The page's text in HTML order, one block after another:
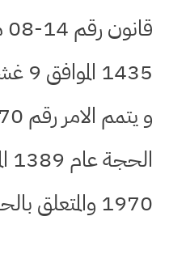
1970 والمتعلق بالحالة المدنية.